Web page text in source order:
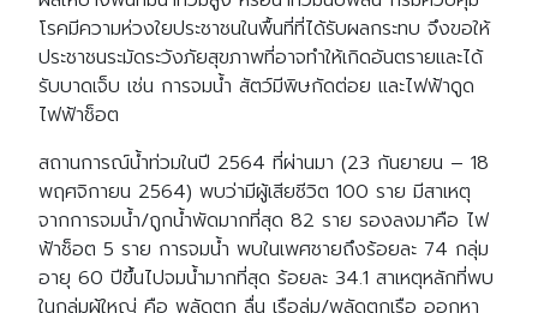
โรคมีความห่วงใยประชาชนในพื้นที่ที่ได้รับผลกระทบ จึงขอให้
ประชาชนระมัดระวังภัยสุขภาพที่อาจทำให้เกิดอันตรายและได้
รับบาดเจ็บ เช่น การจมน้ำ สัตว์มีพิษกัดต่อย และไฟฟ้าดูด
ไฟฟ้าช็อต
สถานการณ์น้ำท่วมในปี 2564 ที่ผ่านมา (23 กันยายน – 18
พฤศจิกายน 2564) พบว่ามีผู้เสียชีวิต 100 ราย มีสาเหตุ
จากการจมน้ำ/ถูกน้ำพัดมากที่สุด 82 ราย รองลงมาคือ ไฟ
ฟ้าช็อต 5 ราย การจมน้ำ พบในเพศชายถึงร้อยละ 74 กลุ่ม
อายุ 60 ปีขึ้นไปจมน้ำมากที่สุด ร้อยละ 34.1 สาเหตุหลักที่พบ
ในกลุ่มผู้ใหญ่ คือ พลัดตก ลื่น เรือล่ม/พลัดตกเรือ ออกหา